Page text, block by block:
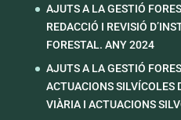
AJUTS A LA GESTIÓ
REDACCIÓ I REVISIÓ
FORESTAL. ANY 2024
AJUTS A LA GESTIÓ
ACTUACIONS SILVÍCOLES
VIÀRIA I ACTUACIONS